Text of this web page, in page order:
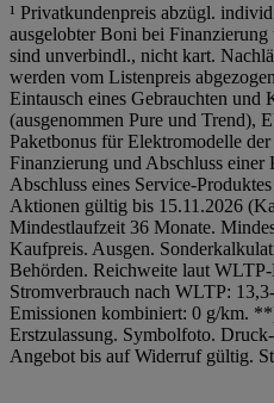
¹ Privatkundenpreis abzügl.
ausgelobter Boni bei
sind unverbindl., nicht kart.
werden vom Listenpreis
Eintausch eines Gebrauchten und
(ausgenommen Pure und Trend),
Paketbonus für Elektromodelle
Finanzierung und Abschluss einer
Abschluss eines Service-
Aktionen gültig bis 15.11.2026
Mindestlaufzeit 36 Monate.
Kaufpreis. Ausgen.
Behörden. Reichweite laut
Stromverbrauch nach WLTP:
Emissionen kombiniert: 0 g/km.
Erstzulassung. Symbolfoto.
Angebot bis auf Widerruf gültig.